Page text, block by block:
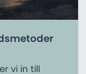
vi in till